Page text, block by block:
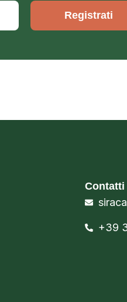
Registrati
Contatti
+39